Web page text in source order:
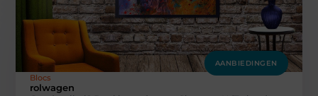
AANBIEDINGEN
Blocs
rolwagen